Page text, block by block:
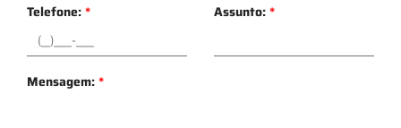
Telefone:* Assunto:*
Mensagem:*